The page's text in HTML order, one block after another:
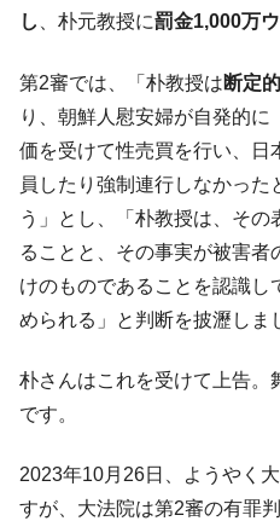
し
、朴元教授に罰金1,000万
第2審では、「朴教授は断定
り、朝鮮人慰安婦が自発的
価を受けて性売買を行い、日
員したり強制連行しなかった
う」とし、「朴教授は、そ
ることと、その事実が被害
けのものであることを認識
められる」と判断を披瀝しま
朴さんはこれを受けて上告。
です。
2023年10月26日、ようやく
すが、大法院は第2審の有罪